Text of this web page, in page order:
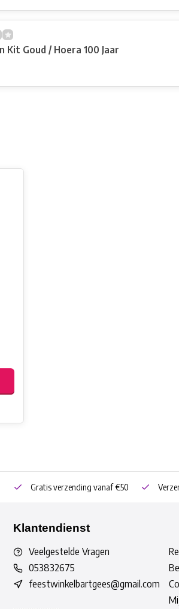
Folieballon Kit Goud / Hoera 100 Jaar
Gratis verzending vanaf €50
Klantendienst
Veelgestelde Vragen
053832675
feestwinkelbartgees@gmail.com